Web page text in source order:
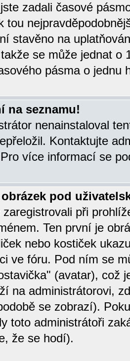
zadali časové
tou
stavěno na
se může jednat o
pásma o jednu
na seznamu!
nenainstaloval
Kontaktujte
více informací se
pod
při
Ten první je
nebo kostiček
ve fóru. Pod ním se
(avatar), což
na administrátorovi,
se zobrazí).
toto administrátoři
že se hodí).